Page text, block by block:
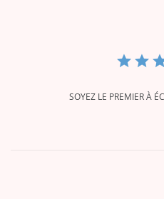
SOYEZ LE PREMIER À